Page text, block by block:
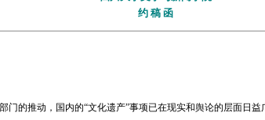
约 稿 函
的推动，国内的“文化遗产”事项已在现实和舆论的层面日益